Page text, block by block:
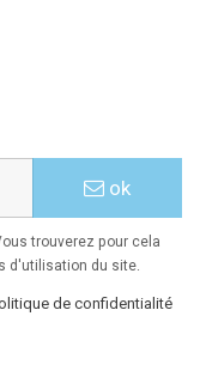
ok
trouverez pour cela
d'utilisation du site.
de confidentialité